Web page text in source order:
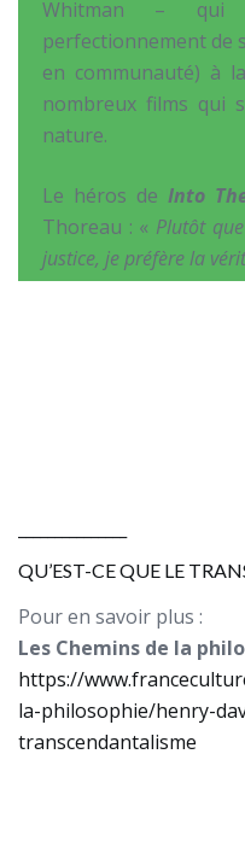
Whitman –
perfectionnement de
en communauté) à
nombreux films qui
nature.
Le héros de Into
Thoreau : « Plutôt
justice, je préfère la
QU’EST-CE QUE LE
Pour en savoir plus :
Les Chemins de la
https://
la-philosophie/henry-
transcendantalisme